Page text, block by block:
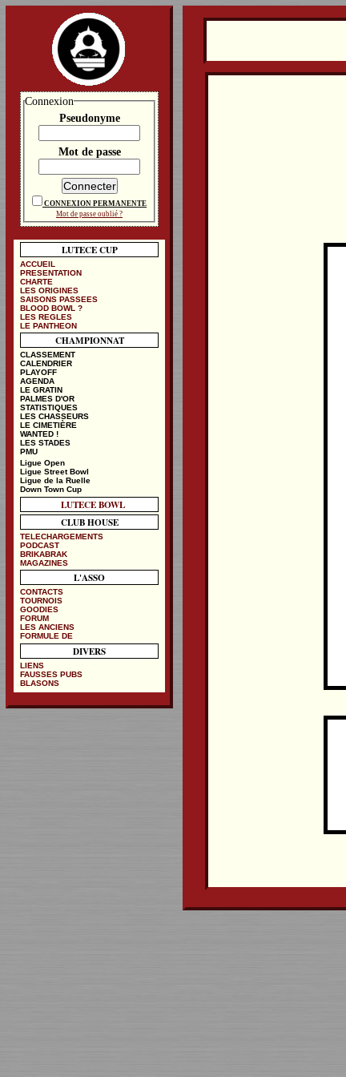
Connexion
Pseudonyme
Mot de passe
CONNEXION PERMANENTE
Mot de passe oublié ?
LUTECE CUP
ACCUEIL
PRESENTATION
CHARTE
LES ORIGINES
SAISONS PASSEES
BLOOD BOWL ?
LES REGLES
LE PANTHEON
CHAMPIONNAT
CLASSEMENT
CALENDRIER
PLAYOFF
AGENDA
LE GRATIN
PALMES D'OR
STATISTIQUES
LES CHASSEURS
LE CIMETIÈRE
WANTED !
LES STADES
PMU
Ligue Open
Ligue Street Bowl
Ligue de la Ruelle
Down Town Cup
LUTECE BOWL
CLUB HOUSE
TELECHARGEMENTS
PODCAST
BRIKABRAK
MAGAZINES
L'ASSO
CONTACTS
TOURNOIS
GOODIES
FORUM
LES ANCIENS
FORMULE DE
DIVERS
LIENS
FAUSSES PUBS
BLASONS